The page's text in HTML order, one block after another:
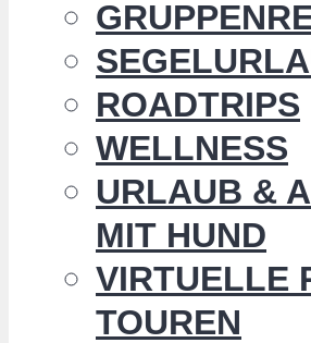
ROADTRIPS
WELLNESS
URLAUB &
MIT HUND
VIRTUELLE
TOUREN